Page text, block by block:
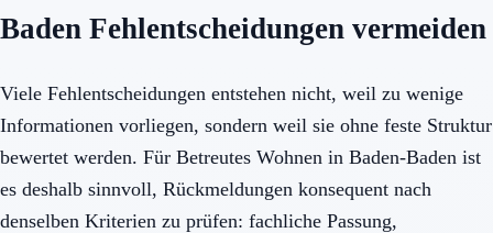
Baden Fehlentscheidungen vermeiden
Viele Fehlentscheidungen entstehen nicht, weil zu wenige
Informationen vorliegen, sondern weil sie ohne feste Struktur
bewertet werden. Für Betreutes Wohnen in Baden-Baden ist
es deshalb sinnvoll, Rückmeldungen konsequent nach
denselben Kriterien zu prüfen: fachliche Passung,